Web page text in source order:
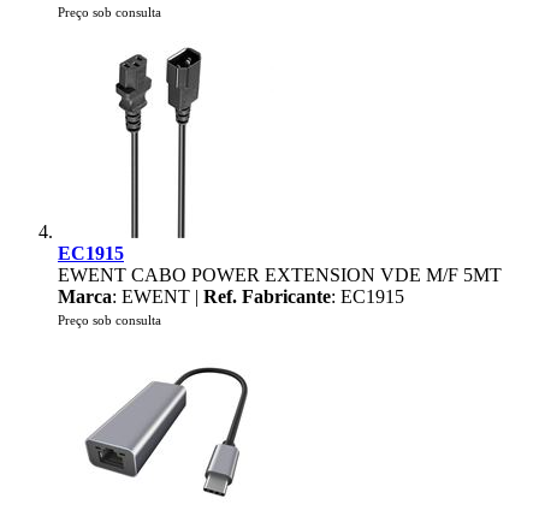
Preço sob consulta
EC1915
EWENT CABO POWER EXTENSION VDE M/F 5MT
Marca: EWENT | Ref. Fabricante: EC1915
Preço sob consulta